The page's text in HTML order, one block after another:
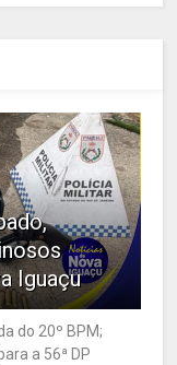
Iguaçu
do 20º BPM;
a 56ª DP